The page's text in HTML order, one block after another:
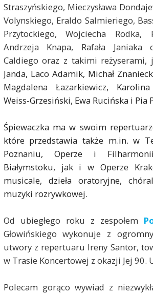
Straszyńskiego, Mieczysława
Volynskiego, Eraldo Salmieriego,
Przytockiego, Wojciecha Rodka,
Andrzeja Knapa, Rafała Janiaka
Caldiego oraz z takimi reżyserami,
Janda, Laco Adamik, Michał
Magdalena Łazarkiewicz,
Weiss-Grzesiński, Ewa Rucińska i Pia
Śpiewaczka ma w swoim
które przedstawia także m.in. w
Poznaniu, Operze i
Białymstoku, jak i w Operze
musicale, dzieła oratoryjne,
muzyki rozrywkowej.
Od ubiegłego roku z zespołem
Głowińskiego wykonuje z
utwory z repertuaru Ireny Santor,
w Trasie Koncertowej z okazji Jej 90.
Polecam gorąco wywiad z